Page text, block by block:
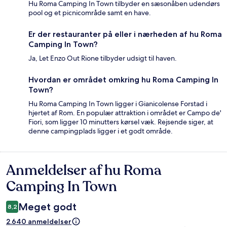
Hu Roma Camping In Town tilbyder en sæsonåben udendørs
pool og et picnicområde samt en have.
Er der restauranter på eller i nærheden af hu Roma
Camping In Town?
Ja, Let Enzo Out Rione tilbyder udsigt til haven.
Hvordan er området omkring hu Roma Camping In
Town?
Hu Roma Camping In Town ligger i Gianicolense Forstad i
hjertet af Rom. En populær attraktion i området er Campo de'
Fiori, som ligger 10 minutters kørsel væk. Rejsende siger, at
denne campingplads ligger i et godt område.
Anmeldelser
Anmeldelser af hu Roma
Camping In Town
8,2 Meget godt
2.640 anmeldelser